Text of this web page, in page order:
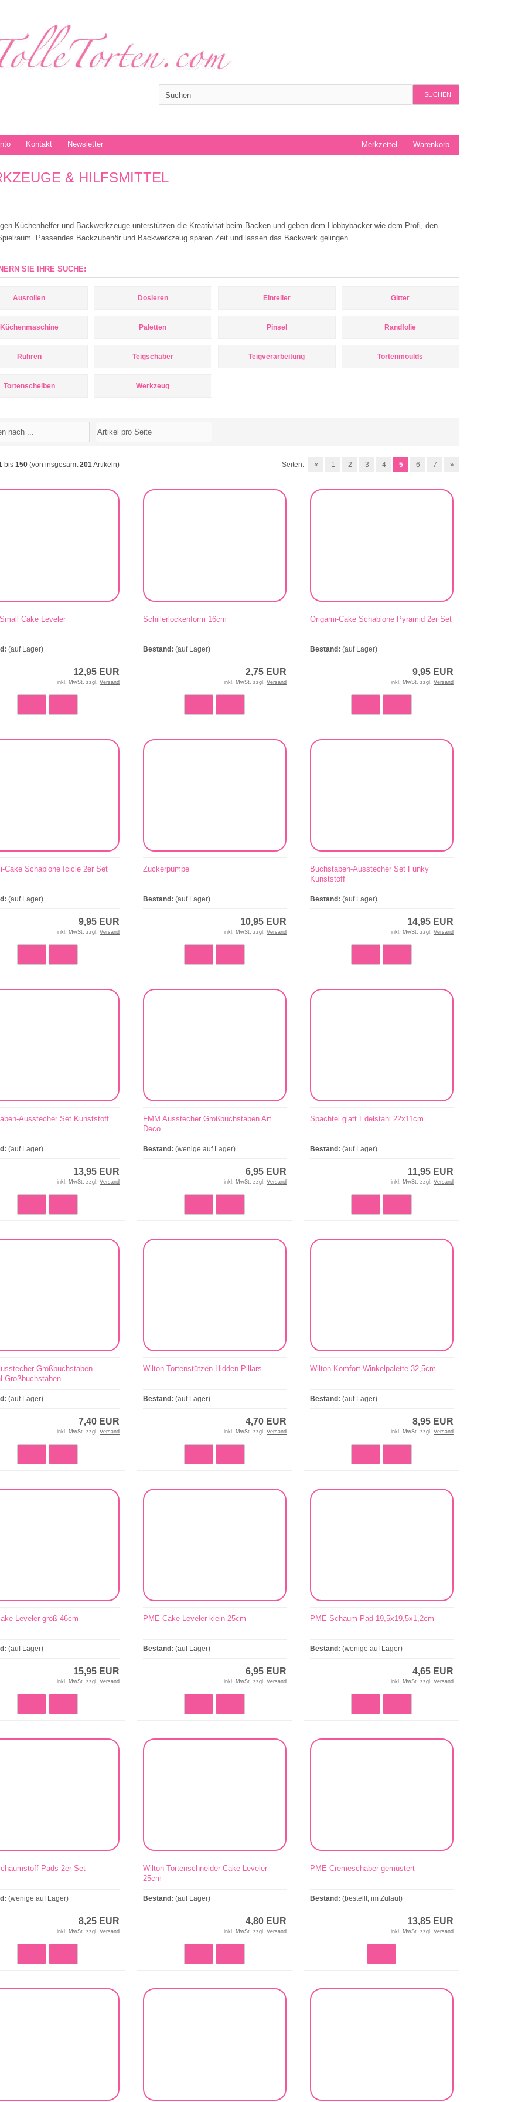
SUCHEN
Kontakt Newsletter Warenkorb
Merkzettel
& HILFSMITTEL
Küchenhelfer und Backwerkzeuge unterstützen die Kreativität beim Backen und geben dem Hobbybäcker wie dem Profi, den
Passendes Backzubehör und Backwerkzeug sparen Zeit und lassen das Backwerk gelingen.
SIE IHRE SUCHE:
Ausrollen Dosieren Einteiler Gitter
Küchenmaschine Paletten Pinsel Randfolie
Rühren Teigschaber Teigverarbeitung Tortenmoulds
Tortenscheiben Werkzeug
bis 150 (von insgesamt201Artikeln) Seiten: « 1 2 3 4 5 6 7 »
Cake Leveler
(auf Lager)
12,95 EUR
inkl. MwSt. zzgl. Versand
Schillerlockenform 16cm
Bestand: (auf Lager)
2,75 EUR
inkl. MwSt. zzgl. Versand
Origami-Cake Schablone Pyramid 2er Set
Bestand: (auf Lager)
9,95 EUR
inkl. MwSt. zzgl. Versand
Cake Schablone Icicle 2er Set
(auf Lager)
9,95 EUR
inkl. MwSt. zzgl. Versand
Zuckerpumpe
Bestand: (auf Lager)
10,95 EUR
inkl. MwSt. zzgl. Versand
Buchstaben-Ausstecher Set Funky
Kunststoff
Bestand: (auf Lager)
14,95 EUR
inkl. MwSt. zzgl. Versand
Ausstecher Set Kunststoff
(auf Lager)
13,95 EUR
inkl. MwSt. zzgl. Versand
FMM Ausstecher Großbuchstaben Art
Deco
Bestand: (wenige auf Lager)
6,95 EUR
inkl. MwSt. zzgl. Versand
Spachtel glatt Edelstahl 22x11cm
Bestand: (auf Lager)
11,95 EUR
inkl. MwSt. zzgl. Versand
Großbuchstaben
Großbuchstaben
(auf Lager)
7,40 EUR
inkl. MwSt. zzgl. Versand
Wilton Tortenstützen Hidden Pillars
Bestand: (auf Lager)
4,70 EUR
inkl. MwSt. zzgl. Versand
Wilton Komfort Winkelpalette 32,5cm
Bestand: (auf Lager)
8,95 EUR
inkl. MwSt. zzgl. Versand
Leveler groß 46cm
(auf Lager)
15,95 EUR
inkl. MwSt. zzgl. Versand
PME Cake Leveler klein 25cm
Bestand: (auf Lager)
6,95 EUR
inkl. MwSt. zzgl. Versand
PME Schaum Pad 19,5x19,5x1,2cm
Bestand: (wenige auf Lager)
4,65 EUR
inkl. MwSt. zzgl. Versand
Pads 2er Set
(wenige auf Lager)
8,25 EUR
inkl. MwSt. zzgl. Versand
Wilton Tortenschneider Cake Leveler
25cm
Bestand: (auf Lager)
4,80 EUR
inkl. MwSt. zzgl. Versand
PME Cremeschaber gemustert
Bestand: (bestellt, im Zulauf)
13,85 EUR
inkl. MwSt. zzgl. Versand